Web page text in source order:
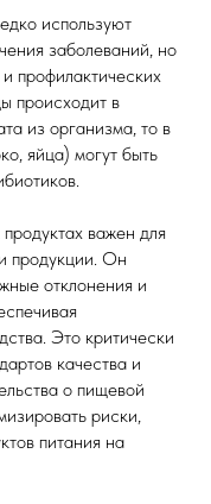
используют
заболеваний, но
профилактических
происходит в
из организма, то в
яйца) могут быть
важен для
продукции. Он
отклонения и
Это критически
качества и
о пищевой
риски,
питания на